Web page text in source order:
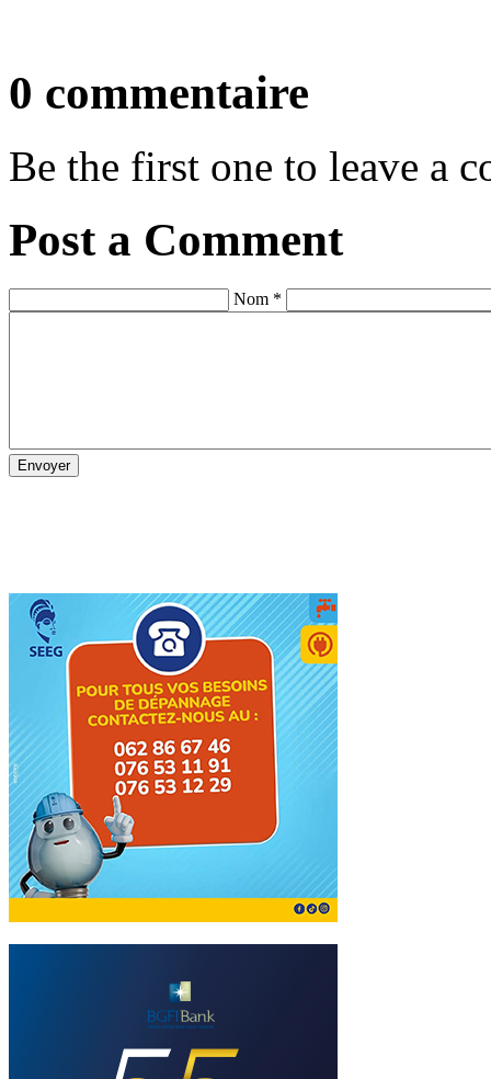
0 commentaire
Be the first one to leave a
Post a Comment
Nom *